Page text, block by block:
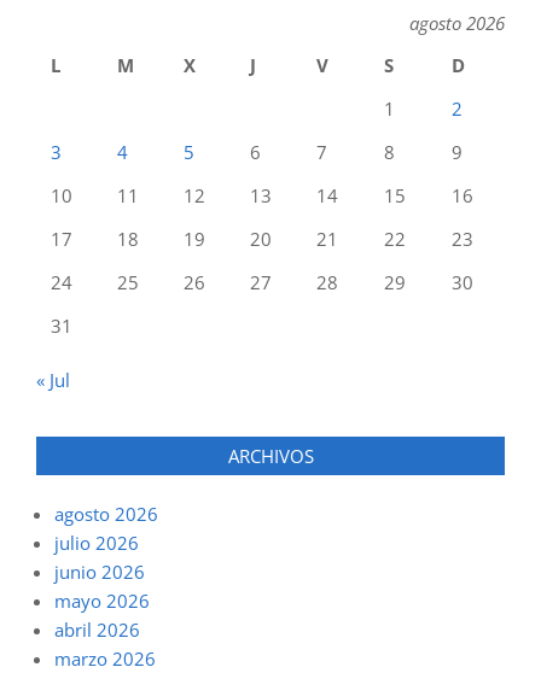
agosto 2026
L
M X J V S
D
1
2
3
4 5 6 7 8
9
10
11 12 13 14 15
16
17
18 19 20 21 22
23
24
25 26 27 28 29
30
31
« Jul
ARCHIVOS
agosto 2026
julio 2026
junio 2026
mayo 2026
abril 2026
marzo 2026